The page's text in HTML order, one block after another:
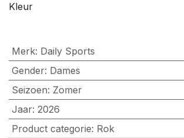
Kleur
Merk: Daily Sports
Gender: Dames
Seizoen: Zomer
Jaar: 2026
Product categorie: Rok